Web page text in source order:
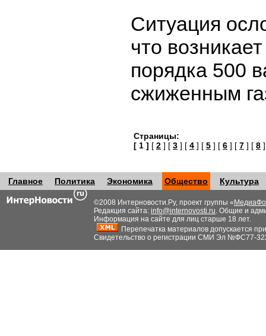
Ситуация
что
порядка 500
сжиженным
Страницы:
[ 1 ] [ 2 ] [ 3 ] [ 4 ] [ 5 ] [ 6 ] [ 7 ] [ 8
Главное Политика Экономика Общество Культура
©2008 Интерновости.Ру, проект группы «
Редакция сайта: info@internovosti.ru. Общие и
Информация на сайте для лиц старше 18 лет.
Перепечатка материалов допускается
Свидетельство о регистрации СМИ Эл №ФС77-